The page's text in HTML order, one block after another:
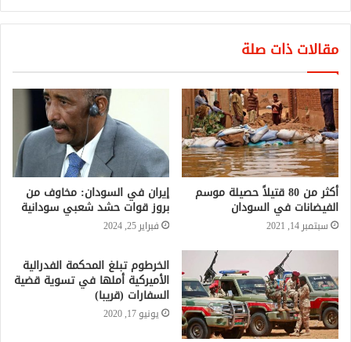
مقالات ذات صلة
أكثر من 80 قتيلاً حصيلة موسم
الفيضانات في السودان
سبتمبر 14, 2021
إيران في السودان: مخاوف من
بروز قوات حشد شعبي سودانية
فبراير 25, 2024
الخرطوم تبلغ المحكمة الفدرالية
الأميركية أملها في تسوية قضية
السفارات (قريبا)
يونيو 17, 2020